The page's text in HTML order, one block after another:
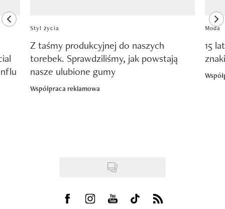
previous element
Styl życia
Z taśmy produkcyjnej do naszych
torebek. Sprawdziliśmy, jak powstają
nasze ulubione gumy
Współpraca reklamowa
Moda
15
Visit us on Facebook
Visit us on Instagram
Visit us on Youtube
Visit us on Tiktok
Visit us on Rss